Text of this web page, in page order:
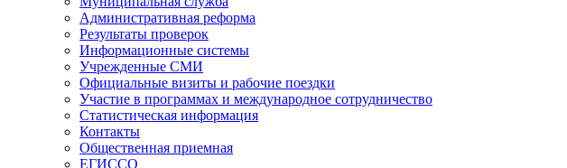
Административная реформа
Результаты проверок
Информационные системы
Учрежденные СМИ
Официальные визиты и рабочие поездки
Участие в программах и международное сотрудничество
Статистическая информация
Контакты
Общественная приемная
ЕГИССО